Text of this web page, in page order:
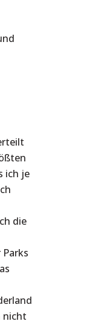
ich je
die
nicht